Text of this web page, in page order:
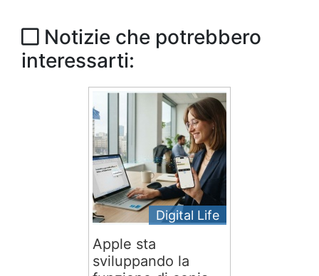
Notizie che potrebbero
interessarti:
Digital Life
Apple sta
sviluppando la